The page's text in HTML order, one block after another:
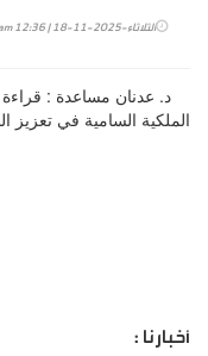
الثلاثاء-2025-11-18 | 12:36 am
أخبارنا :